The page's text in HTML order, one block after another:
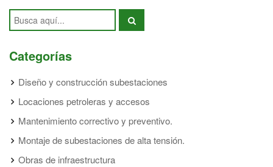
Categorías
Diseño y construcción subestaciones
Locaciones petroleras y accesos
Mantenimiento correctivo y preventivo.
Montaje de subestaciones de alta tensión.
Obras de infraestructura